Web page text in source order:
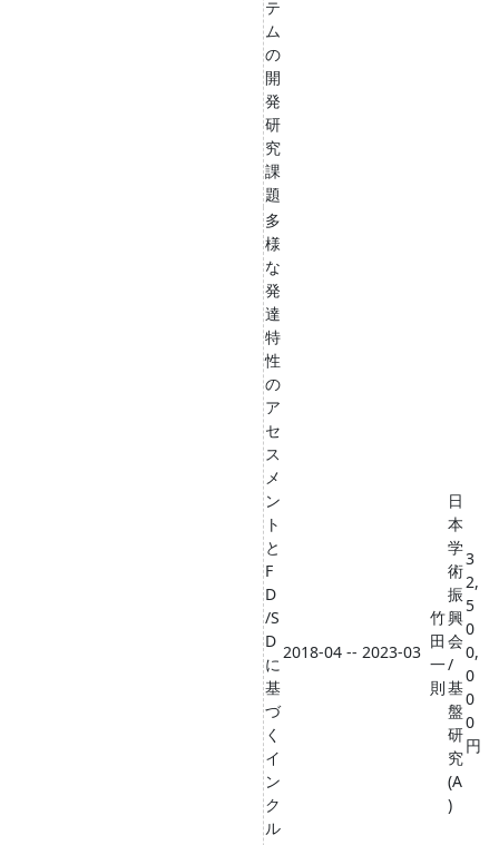
テ
ム
の
開
発
研
究
課
題
多
様
な
発
達
特
性
の
ア
セ
ス
メ
ン
ト
と
F
D
/S
D
に
基
づ
く
イ
ン
ク
ル
2018-04 -- 2023-03
竹
田
一
則
日
本
学
術
振
興
会
/
基
盤
研
究
(A
)
3
2,
5
0
0,
0
0
0
円